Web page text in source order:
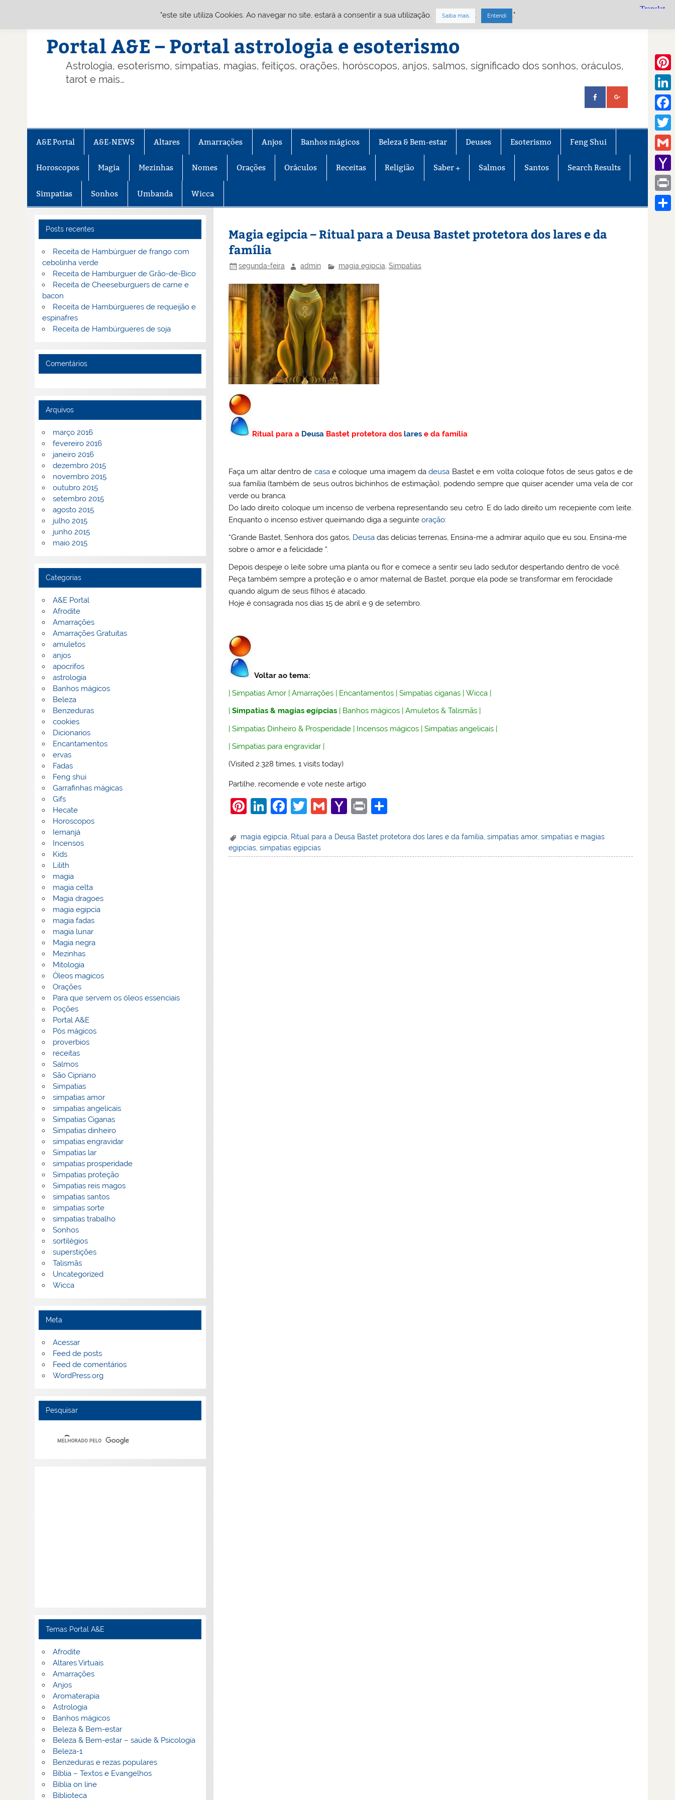
Portal A&E – Portal astrologia e esoterismo
Astrologia, esoterismo, simpatias, magias, feitiços, orações, horóscopos, anjos, salmos, significado dos sonhos, oráculos,
tarot e mais…
A&E Portal A&E-NEWS Altares Amarrações Anjos Banhos mágicos Beleza & Bem-estar Deuses Esoterismo Feng Shui
Horoscopos Magia Mezinhas Nomes Orações Oráculos Receitas Religião Saber + Salmos Santos Search Results
Simpatias Sonhos Umbanda Wicca
Magia egipcia – Ritual para a Deusa Bastet protetora dos lares e da
família
segunda-feira admin magia egipcia Simpatias
Ritual para a Deusa Bastet protetora doslares e da família
Faça um altar dentro de casae coloque uma imagem dadeusa Bastet e em volta coloque fotos de seus gatos e de
sua família (também de seus outros bichinhos de estimação), podendo sempre que quiser acender uma vela de cor
verde ou branca.
Do lado direito coloque um incenso de verbena representando seu cetro. E do lado direito um recepiente com leite.
Enquanto o incenso estiver queimando diga a seguinteoração:
“Grande Bastet, Senhora dos gatos, Deusa das delicias terrenas, Ensina-me a admirar aquilo que eu sou, Ensina-me
sobre o amor e a felicidade “.
Depois despeje o leite sobre uma planta ou flor e comece a sentir seu lado sedutor despertando dentro de você.
Peça também sempre a proteção e o amor maternal de Bastet, porque ela pode se transformar em ferocidade
quando algum de seus filhos é atacado.
Hoje é consagrada nos dias 15 de abril e 9 de setembro.
Voltar ao tema:
|Simpatias Amor |Amarrações | Encantamentos |Simpatias ciganas |Wicca |
|Simpatias & magias egípcias Banhos mágicos |Amuletos & Talismãs
|Simpatias Dinheiro & Prosperidade | Incensos mágicos |Simpatias angelicais |
|Simpatias para engravidar |
(Visited 2.328 times, 1 visits today)
Partilhe, recomende e vote neste artigo
Pi
er
e
Li
k
e
F
c
e
T
itt
er
G
ai
l
Y
h
o
Pr
t
ar
e
magia egipcia Ritual para a Deusa Bastet protetora dos lares e da família ,simpatias amor,simpatias e magias
egipcias ,simpatias egipcias
Posts recentes
Receita de Hambúrguer de frango com
cebolinha verde
Receita de Hamburguer de Grão-de-Bico
Receita de Cheeseburguers de carne e
bacon
Receita de Hambúrgueres de requeijão e
espinafres
Receita de Hambúrgueres de soja
Comentários
Arquivos
março 2016
fevereiro 2016
janeiro 2016
dezembro 2015
novembro 2015
outubro 2015
setembro 2015
agosto 2015
julho 2015
junho 2015
maio 2015
Categorias
A&E Portal
Afrodite
Amarrações
Amarrações Gratuitas
amuletos
anjos
apocrifos
astrologia
Banhos mágicos
Beleza
Benzeduras
cookies
Dicionarios
Encantamentos
ervas
Fadas
Feng shui
Garrafinhas mágicas
Gifs
Hecate
Horoscopos
Iemanjá
Incensos
Kids
Lilith
magia
magia celta
Magia dragoes
magia egipcia
magia fadas
magia lunar
Magia negra
Mezinhas
Mitologia
Óleos magicos
Orações
Para que servem os óleos essenciais
Poções
Portal A&E
Pós mágicos
proverbios
receitas
Salmos
São Cipriano
Simpatias
simpatias amor
simpatias angelicais
Simpatias Ciganas
Simpatias dinheiro
simpatias engravidar
Simpatias lar
simpatias prosperidade
Simpatias proteção
Simpatias reis magos
simpatias santos
simpatias sorte
simpatias trabalho
Sonhos
sortilégios
superstições
Talismãs
Uncategorized
Wicca
Meta
Acessar
Feed de posts
Feed de comentários
WordPress.org
Pesquisar
Temas Portal A&E
Afrodite
Altares Virtuais
Amarrações
Anjos
Aromaterapia
Astrologia
Banhos mágicos
Beleza & Bem-estar
Beleza & Bem-estar – saúde & Psicologia
Beleza-1
Benzeduras e rezas populares
Bíblia – Textos e Evangelhos
Biblia on line
Biblioteca
Gmail
Mail
Print
"este site utiliza Cookies. Ao navegar no site, estará a consentir a sua utilização. Saiba mais . Entendi ."